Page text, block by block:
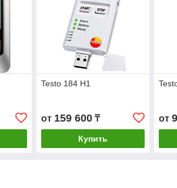
Testo 184 H1
от 159 600₸
Купить
от